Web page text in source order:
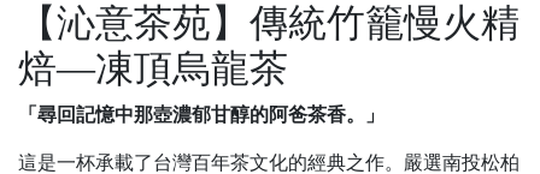
【沁意茶苑】傳統竹籠慢火精
焙—凍頂烏龍茶
「尋回記憶中那壺濃郁甘醇的阿爸茶香。」
這是一杯承載了台灣百年茶文化的經典之作。嚴選南投松柏